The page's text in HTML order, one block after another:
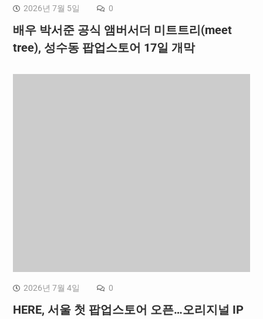
2026년 7월 5일 0
배우 박서준 공식 앰버서더 미트트리(meet
tree), 성수동 팝업스토어 17일 개막
2026년 7월 4일 0
HERE, 서울 첫 팝업스토어 오픈…오리지널 IP